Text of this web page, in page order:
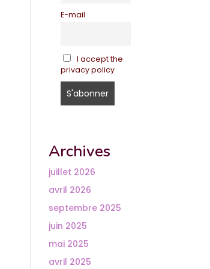
E-mail
I accept the
privacy policy
Archives
juillet 2026
avril 2026
septembre 2025
juin 2025
mai 2025
avril 2025